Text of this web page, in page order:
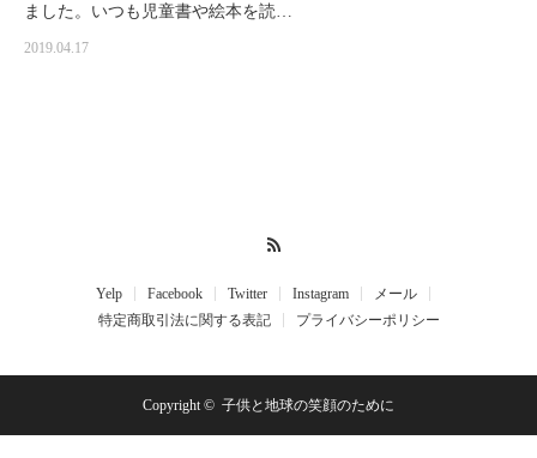
ました。いつも児童書や絵本を読…
2019.04.17
Yelp Facebook Twitter Instagram
メール
特定商取引法に関する表記
プライバシーポリシー
Copyright © 子供と地球の笑顔のために